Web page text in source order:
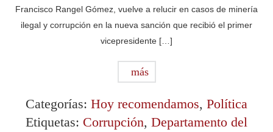
Francisco Rangel Gómez, vuelve a relucir en casos de minería
ilegal y corrupción en la nueva sanción que recibió el primer
vicepresidente […]
más
Categorías: Hoy recomendamos, Política
Etiquetas: Corrupción, Departamento del